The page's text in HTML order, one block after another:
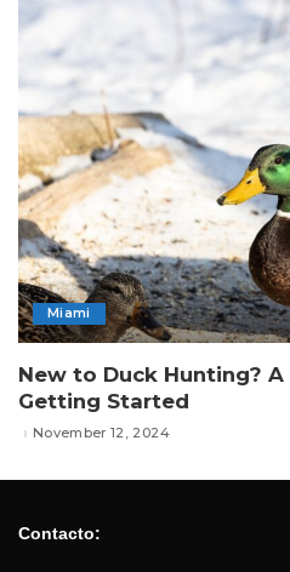
Miami
New to Duck Hunting? A
Getting Started
November 12, 2024
Contacto: